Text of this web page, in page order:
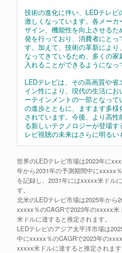
技術の進化に伴い、LEDテレビ
激しくなっています。各メー
ザイン、機能性を向上させるた
発を行っており、消費者にと
す。加えて、技術の革新により
なってきているため、多くの
入れることができるようになっ
LEDテレビは、その高画質や
イン性により、現代の生活にお
ーテインメントの一部となっ
の進歩とともに、ますます多
されています。今後、より高
る新しいテクノロジーが登場
レビ視聴の未来はさらに明るい
世界のLEDテレビ市場は2023年に
年から2031年の予測期間中にxxxxx
を記録し、2031年にはxxxxx米ドル
す。
北米のLEDテレビ市場は2025年から
xxxxx％のCAGRで2023年のxxxxx
米ドルに達すると推定されます。
LEDテレビのアジア太平洋市場は
中にxxxxx％のCAGRで2023年の
xxxxx米ドルに達すると推定されます